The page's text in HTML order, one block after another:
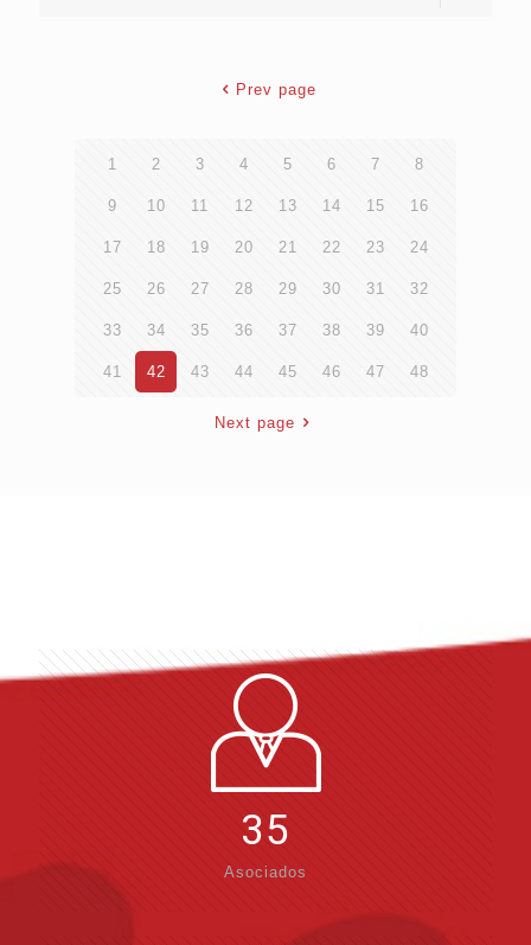
Prev page
1 2 3 4 5 6 7 8
9 10 11 12 13 14 15 16
17 18 19 20 21 22 23 24
25 26 27 28 29 30 31 32
33 34 35 36 37 38 39 40
41 42 43 44 45 46 47 48
Next page
35
Asociados